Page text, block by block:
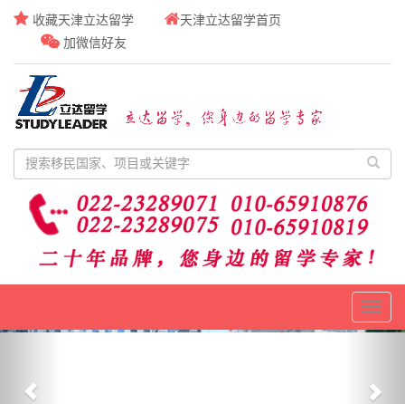
收藏天津立达留学
天津立达留学首页
加微信好友
Toggle